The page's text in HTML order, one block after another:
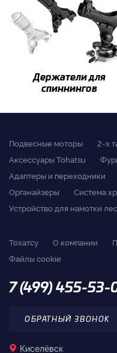
Держатели для
спиннингов
Подвесные моторы 2-x
Аксессуары Tohatsu
Адаптеры и переходники
Органайзеры
Система
Устройство для намотки
Тохатсу О компании
Файлы cookie
7 (499) 455-53-
ОБРАТНЫЙ ЗВОНОК
Киселёвск